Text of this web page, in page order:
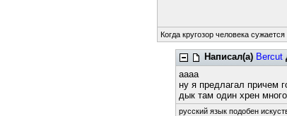
Когда кругозор человека
Написал(а) Bercut
аааа
ну я предлагал причем
дык там один хрен
русский язык подобен